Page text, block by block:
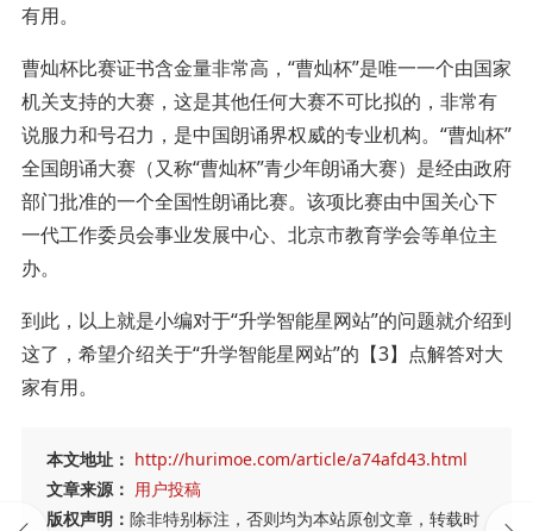
有用。
曹灿杯比赛证书含金量非常高，“曹灿杯”是唯一一个由国家
机关支持的大赛，这是其他任何大赛不可比拟的，非常有
说服力和号召力，是中国朗诵界权威的专业机构。“曹灿杯”
全国朗诵大赛（又称“曹灿杯”青少年朗诵大赛）是经由政府
部门批准的一个全国性朗诵比赛。该项比赛由中国关心下
一代工作委员会事业发展中心、北京市教育学会等单位主
办。
到此，以上就是小编对于“升学智能星网站”的问题就介绍到
这了，希望介绍关于“升学智能星网站”的【3】点解答对大
家有用。
本文地址： http://hurimoe.com/article/a74afd43.html
文章来源： 用户投稿
版权声明： 除非特别标注，否则均为本站原创文章，转载时